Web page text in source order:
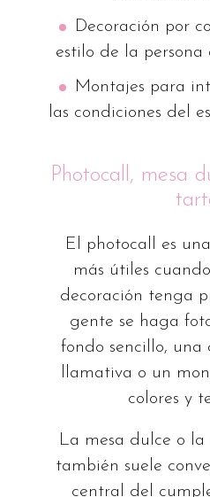
Decoración por
estilo de la persona
Montajes para
las condiciones del
Photocall, mesa
El photocall es
más útiles
decoración tenga
gente se haga
fondo sencillo, una
llamativa o un
colores y
La mesa dulce o
también suele
central del